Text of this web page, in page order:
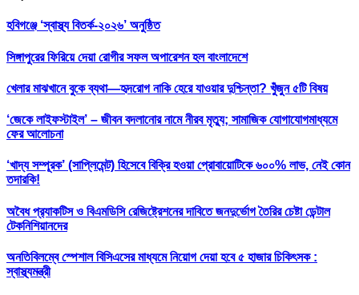
হবিগঞ্জে ‘স্বাস্থ্য বিতর্ক-২০২৬’ অনুষ্ঠিত
সিঙ্গাপুরের ফিরিয়ে দেয়া রোগীর সফল অপারেশন হল বাংলাদেশে
খেলার মাঝখানে বুকে ব্যথা—হৃদরোগ নাকি হেরে যাওয়ার দুশ্চিন্তা? খুঁজুন ৫টি বিষয়
‘জেকে লাইফস্টাইল’ – জীবন বদলানোর নামে নীরব মৃত্যু; সামাজিক যোগাযোগমাধ্যমে
ফের আলোচনা
‘খাদ্য সম্পূরক’ (সাপ্লিমেন্ট) হিসেবে বিক্রি হওয়া প্রোবায়োটিকে ৬০০% লাভ, নেই কোন
তদারকি!
অবৈধ প্র‍্যাকটিস ও বিএমডিসি রেজিষ্ট্রেশনের দাবিতে জনদুর্ভোগ তৈরির চেষ্টা ডেন্টাল
টেকনিশিয়ানদের
অনতিবিলম্বে স্পেশাল বিসিএসের মাধ্যমে নিয়োগ দেয়া হবে ৫ হাজার চিকিৎসক :
স্বাস্থ্যমন্ত্রী